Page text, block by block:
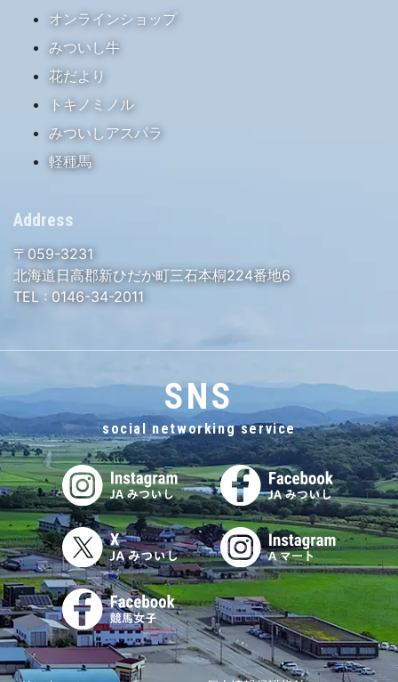
オンラインショップ
みついし牛
花だより
トキノミノル
みついしアスパラ
軽種馬
Address
〒059-3231
北海道日高郡新ひだか町三石本桐224番地6
TEL : 0146-34-2011
SNS
social networking service